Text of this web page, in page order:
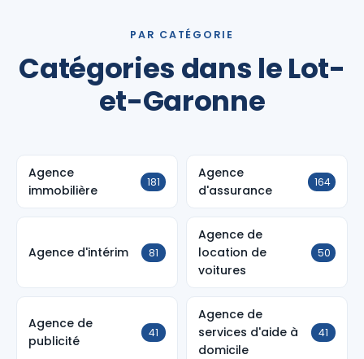
PAR CATÉGORIE
Catégories dans le Lot-
et-Garonne
Agence
immobilière
181
Agence
d'assurance
164
Agence d'intérim 81
Agence de
location de
voitures
50
Agence de
publicité
41
Agence de
services d'aide à
domicile
41